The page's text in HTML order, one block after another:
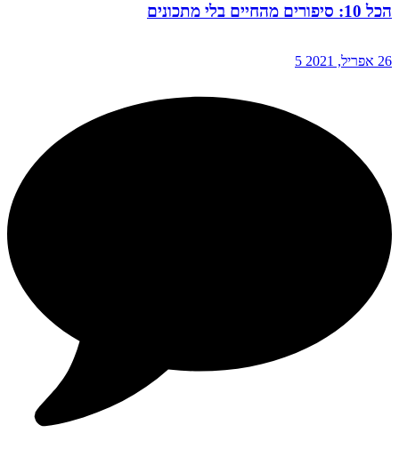
הכל 10: סיפורים מהחיים בלי מתכונים
26 אפריל, 2021 5